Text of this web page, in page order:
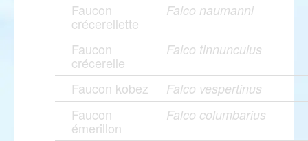
Faucon
crécerellette
Falco naumanni
Faucon
crécerelle
Falco tinnunculus
Faucon kobez Falco vespertinus
Faucon
émerillon
Falco columbarius